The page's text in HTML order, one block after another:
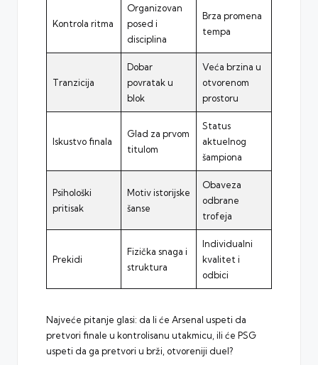
Kontrola ritma
Organizovan
posed i
disciplina
Brza promena
tempa
Tranzicija
Dobar
povratak u
blok
Veća brzina u
otvorenom
prostoru
Iskustvo finala
Glad za prvom
titulom
Status
aktuelnog
šampiona
Psihološki
pritisak
Motiv istorijske
šanse
Obaveza
odbrane
trofeja
Prekidi
Fizička snaga i
struktura
Individualni
kvalitet i
odbici
Najveće pitanje glasi: da li će Arsenal uspeti da
pretvori finale u kontrolisanu utakmicu, ili će PSG
uspeti da ga pretvori u brži, otvoreniji duel?